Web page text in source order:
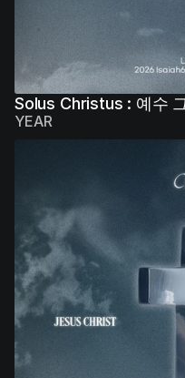
Solus Christus : 예수
YEAR